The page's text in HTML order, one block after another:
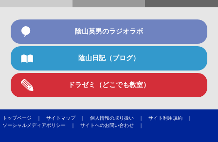
陰山英男のラジオラボ
陰山日記（ブログ）
ドラゼミ（どこでも教室）
トップページ ｜ サイトマップ ｜ 個人情報の取り扱い ｜ サイト利用規約 ｜
ソーシャルメディアポリシー ｜ サイトへのお問い合わせ ｜